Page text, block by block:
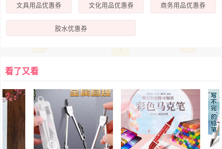
文具用品优惠券 文化用品优惠券 商务用品优惠券
胶水优惠券
看了又看